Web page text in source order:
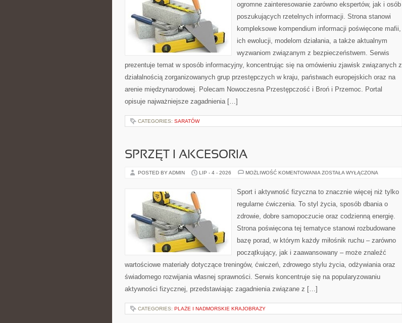
ogromne zainteresowanie zarówno ekspertów, jak i osób
poszukujących rzetelnych informacji. Strona stanowi
kompleksowe kompendium informacji poświęcone mafii,
ich ewolucji, modelom działania, a także aktualnym
wyzwaniom związanym z bezpieczeństwem. Serwis
prezentuje temat w sposób informacyjny, koncentrując się na omówieniu zjawisk związanych z
działalnością zorganizowanych grup przestępczych w kraju, państwach europejskich oraz na
arenie międzynarodowej. Polecam Nowoczesna Przestępczość i Broń i Przemoc. Portal
opisuje najważniejsze zagadnienia […]
CATEGORIES: SARATÓW
SPRZĘT I AKCESORIA
POSTED BY ADMIN LIP - 4 - 2026 MOŻLIWOŚĆ KOMENTOWANIA SPRZĘT
ZOSTAŁA WYŁĄCZONA
Sport i aktywność fizyczna to znacznie więcej niż tylko
regularne ćwiczenia. To styl życia, sposób dbania o
zdrowie, dobre samopoczucie oraz codzienną energię.
Strona poświęcona tej tematyce stanowi rozbudowane
bazę porad, w którym każdy miłośnik ruchu – zarówno
początkujący, jak i zaawansowany – może znaleźć
wartościowe materiały dotyczące treningów, ćwiczeń, zdrowego stylu życia, odżywiania oraz
świadomego rozwijania własnej sprawności. Serwis koncentruje się na popularyzowaniu
aktywności fizycznej, przedstawiając zagadnienia związane z […]
CATEGORIES: PLAŻE I NADMORSKIE KRAJOBRAZY